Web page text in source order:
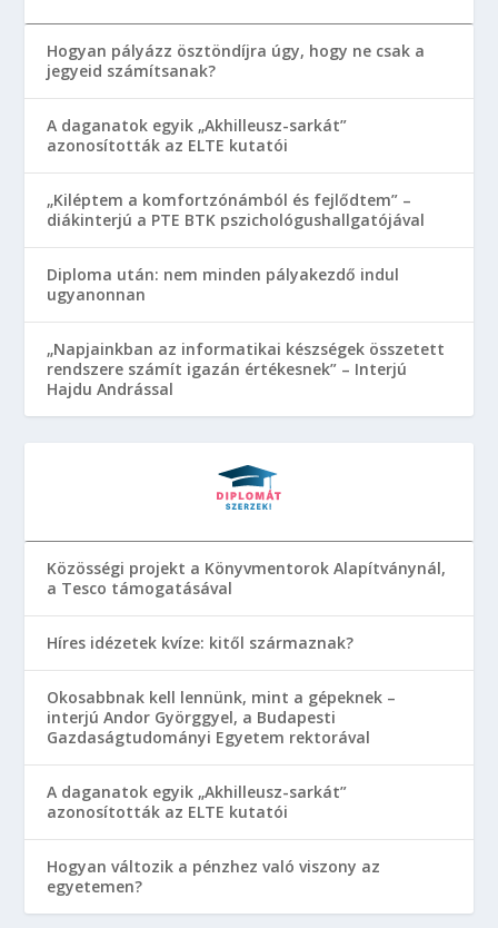
Hogyan pályázz ösztöndíjra úgy, hogy ne csak a
jegyeid számítsanak?
A daganatok egyik „Akhilleusz-sarkát”
azonosították az ELTE kutatói
„Kiléptem a komfortzónámból és fejlődtem” –
diákinterjú a PTE BTK pszichológushallgatójával
Diploma után: nem minden pályakezdő indul
ugyanonnan
„Napjainkban az informatikai készségek összetett
rendszere számít igazán értékesnek” – Interjú
Hajdu Andrással
Közösségi projekt a Könyvmentorok Alapítványnál,
a Tesco támogatásával
Híres idézetek kvíze: kitől származnak?
Okosabbnak kell lennünk, mint a gépeknek –
interjú Andor Györggyel, a Budapesti
Gazdaságtudományi Egyetem rektorával
A daganatok egyik „Akhilleusz-sarkát”
azonosították az ELTE kutatói
Hogyan változik a pénzhez való viszony az
egyetemen?